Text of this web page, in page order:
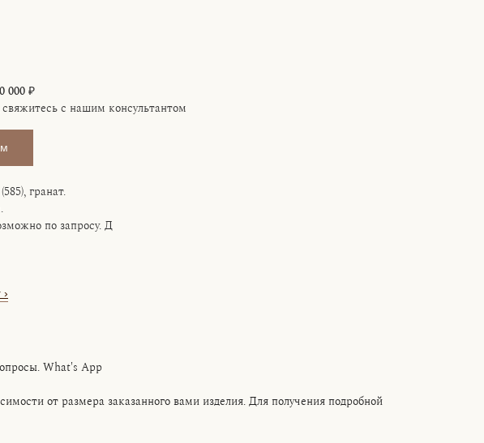
000 ₽
с нашим консультантом
гранат.
по запросу. Д
›
What's App
от размера заказанного вами изделия. Для получения подробной